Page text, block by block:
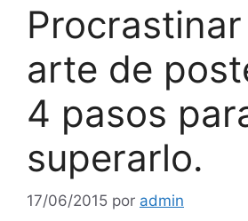
arte de
4 pasos
superarlo.
17/06/2015 por admin